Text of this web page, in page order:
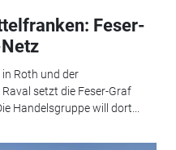
Feser-
Roth und der
setzt die Feser-Graf
Handelsgruppe will dort...